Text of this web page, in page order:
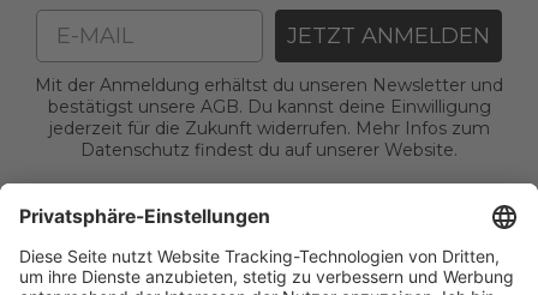
Email
JETZT ANMELDEN
Mit der Anmeldung erhältst du unseren Newsletter und
bestätigst unsere AGB. Du kannst deine Einwilligung
jederzeit für die Zukunft widerrufen. Mehr Infos zum
Datenschutz findest du auf unserer Website.